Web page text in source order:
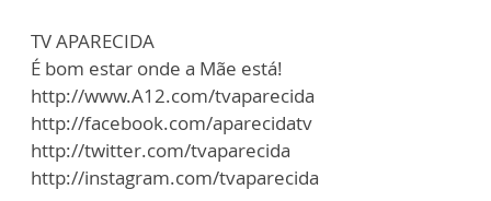
TV APARECIDA
É bom estar onde a Mãe está!
http://www.A12.com/tvaparecida
http://facebook.com/aparecidatv
http://twitter.com/tvaparecida
http://instagram.com/tvaparecida